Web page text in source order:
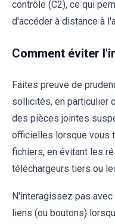
contrôle (C2), ce qui
d'accéder à distance à
Comment éviter
Faites preuve de
sollicités, en particulier
des pièces jointes
officielles lorsque vous
fichiers, en évitant les
téléchargeurs tiers ou
N'interagissez pas
liens (ou boutons)